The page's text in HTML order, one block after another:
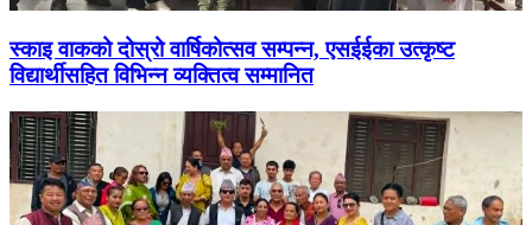
स्काइ वाकको दोस्रो वार्षिकोत्सव सम्पन्न, एसईईका उत्कृष्ट
विद्यार्थीसहित विभिन्न व्यक्तित्व सम्मानित